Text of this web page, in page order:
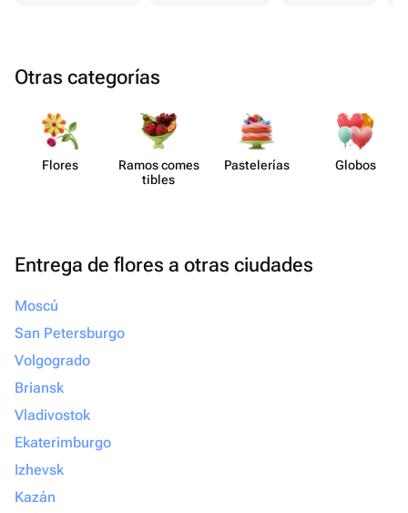
Otras categorías
Flores
Ramos comes​
tibles
Paste​lerías Globos
Entrega de flores a otras ciudades
Moscú
San Petersburgo
Volgogrado
Briansk
Vladivostok
Ekaterimburgo
Izhevsk
Kazán